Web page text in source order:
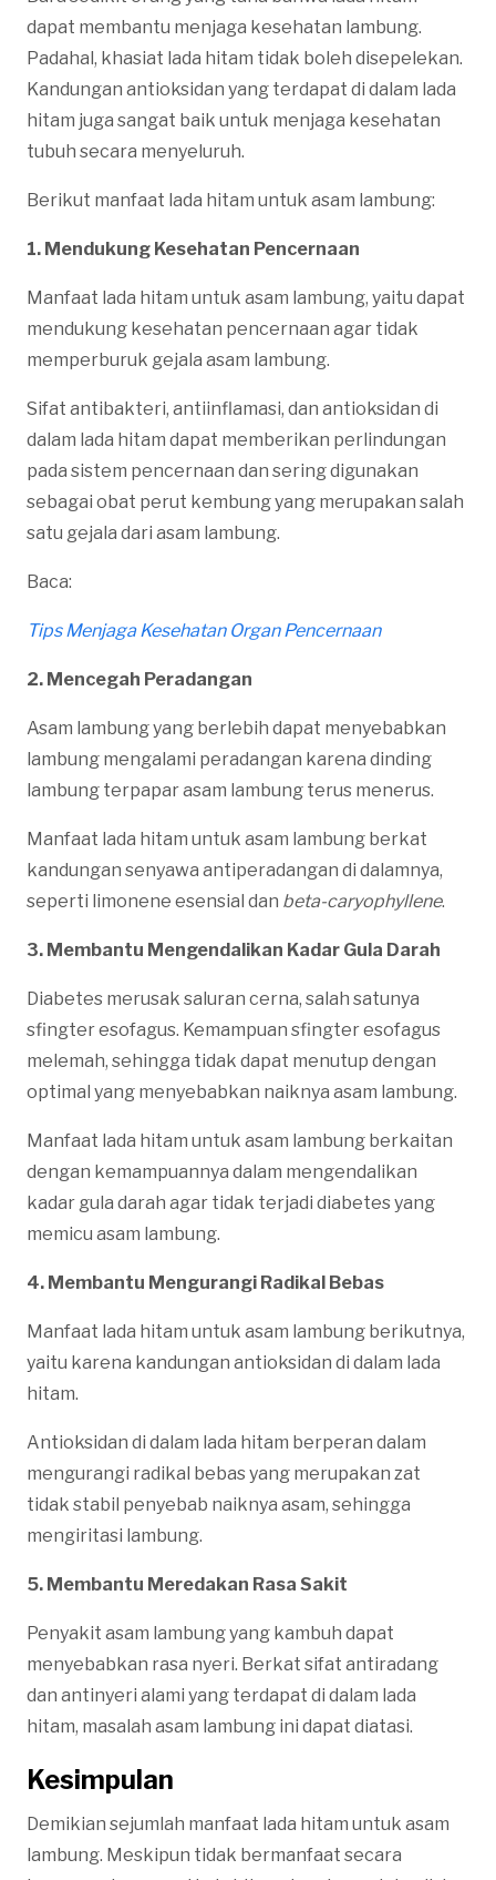
dapat membantu menjaga kesehatan lambung.
Padahal, khasiat lada hitam tidak boleh disepelekan.
Kandungan antioksidan yang terdapat di dalam lada
hitam juga sangat baik untuk menjaga kesehatan
tubuh secara menyeluruh.
Berikut manfaat lada hitam untuk asam lambung:
1. Mendukung Kesehatan Pencernaan
Manfaat lada hitam untuk asam lambung, yaitu dapat
mendukung kesehatan pencernaan agar tidak
memperburuk gejala asam lambung.
Sifat antibakteri, antiinflamasi, dan antioksidan di
dalam lada hitam dapat memberikan perlindungan
pada sistem pencernaan dan sering digunakan
sebagai obat perut kembung yang merupakan salah
satu gejala dari asam lambung.
Baca:
Tips Menjaga Kesehatan Organ Pencernaan
2. Mencegah Peradangan
Asam lambung yang berlebih dapat menyebabkan
lambung mengalami peradangan karena dinding
lambung terpapar asam lambung terus menerus.
Manfaat lada hitam untuk asam lambung berkat
kandungan senyawa antiperadangan di dalamnya,
seperti limonene esensial dan beta-caryophyllene.
3. Membantu Mengendalikan Kadar Gula Darah
Diabetes merusak saluran cerna, salah satunya
sfingter esofagus. Kemampuan sfingter esofagus
melemah, sehingga tidak dapat menutup dengan
optimal yang menyebabkan naiknya asam lambung.
Manfaat lada hitam untuk asam lambung berkaitan
dengan kemampuannya dalam mengendalikan
kadar gula darah agar tidak terjadi diabetes yang
memicu asam lambung.
4. Membantu Mengurangi Radikal Bebas
Manfaat lada hitam untuk asam lambung berikutnya,
yaitu karena kandungan antioksidan di dalam lada
hitam.
Antioksidan di dalam lada hitam berperan dalam
mengurangi radikal bebas yang merupakan zat
tidak stabil penyebab naiknya asam, sehingga
mengiritasi lambung.
5. Membantu Meredakan Rasa Sakit
Penyakit asam lambung yang kambuh dapat
menyebabkan rasa nyeri. Berkat sifat antiradang
dan antinyeri alami yang terdapat di dalam lada
hitam, masalah asam lambung ini dapat diatasi.
Kesimpulan
Demikian sejumlah manfaat lada hitam untuk asam
lambung. Meskipun tidak bermanfaat secara